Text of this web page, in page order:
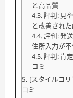
と高品質
評判: 見
と改善され
評判: 発
住所入力が
評判: 肯
コミ
[スタイルコ
コミ